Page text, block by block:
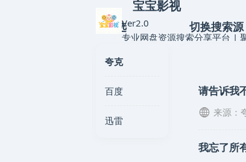
宝宝影视
Ver2.0
专业网盘资源搜索分享平台 |
筛选
夸克
百度
迅雷
切换搜索源
请告诉我
来源：
我忘了所